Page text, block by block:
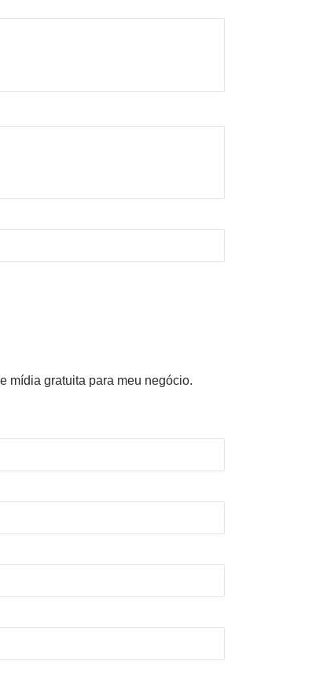
mídia gratuita para meu negócio.